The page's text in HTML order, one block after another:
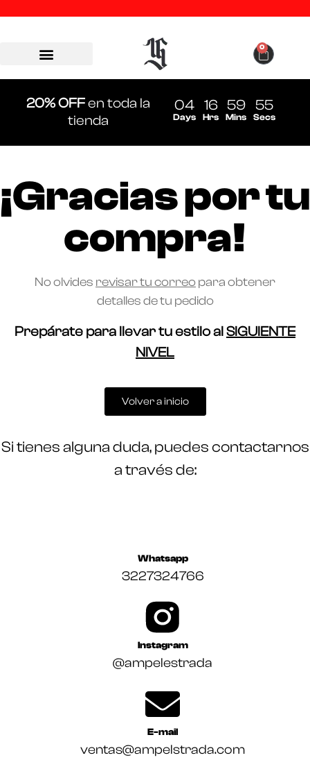
0
20% OFFen toda la
tienda
04
Days
16
Hrs
59
Mins
55
Secs
¡Gracias por tu
compra!
No olvides revisar tu correopara obtener
detalles de tu pedido
Prepárate para llevar tu estilo alSIGUIENTE
NIVEL
Volver a inicio
Si tienes alguna duda, puedes contactarnos
a través de:
Whatsapp
3227324766
Instagram
@ampelestrada
E-mail
ventas@ampelstrada.com